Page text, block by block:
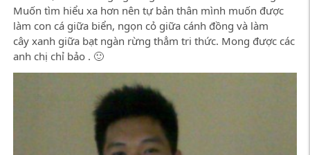
Muốn tìm hiểu xa hơn nên tự bản thân mình muốn được
làm con cá giữa biển, ngọn cỏ giữa cánh đồng và làm
cây xanh giữa bạt ngàn rừng thẳm tri thức. Mong được các
anh chị chỉ bảo . 🙂